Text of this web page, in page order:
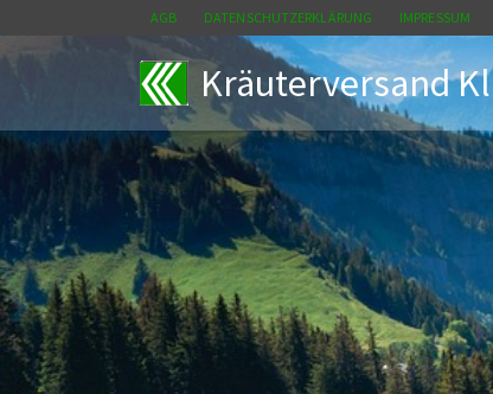
AGB DATENSCHUTZERKLÄRUNG IMPRESSUM
Kräuterversand